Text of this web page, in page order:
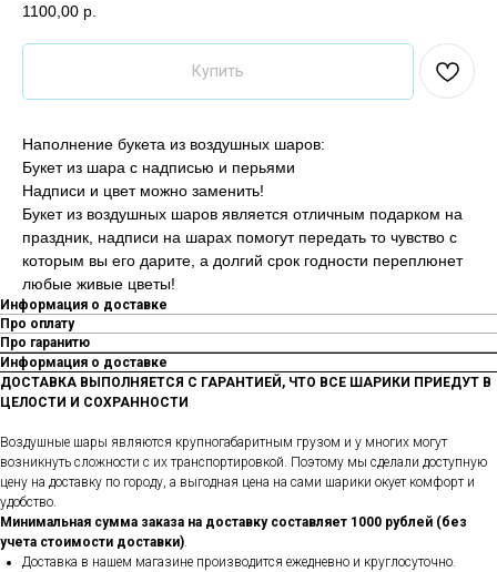
1100,00 р.
Купить
Наполнение букета из воздушных шаров:
Букет из шара с надписью и перьями
Надписи и цвет можно заменить!
Букет из воздушных шаров является отличным подарком на
праздник, надписи на шарах помогут передать то чувство с
которым вы его дарите, а долгий срок годности переплюнет
любые живые цветы!
Информация о доставке
Про оплату
Про гаранитю
Информация о доставке
ДОСТАВКА ВЫПОЛНЯЕТСЯ С ГАРАНТИЕЙ, ЧТО ВСЕ ШАРИКИ ПРИЕДУТ В
ЦЕЛОСТИ И СОХРАННОСТИ
Воздушные шары являются крупногабаритным грузом и у многих могут
возникнуть сложности с их транспортировкой. Поэтому мы сделали доступную
цену на доставку по городу, а выгодная цена на сами шарики окует комфорт и
удобство.
Минимальная сумма заказа на доставку составляет 1000 рублей (без
учета стоимости доставки).
Доставка в нашем магазине производится ежедневно и круглосуточно.